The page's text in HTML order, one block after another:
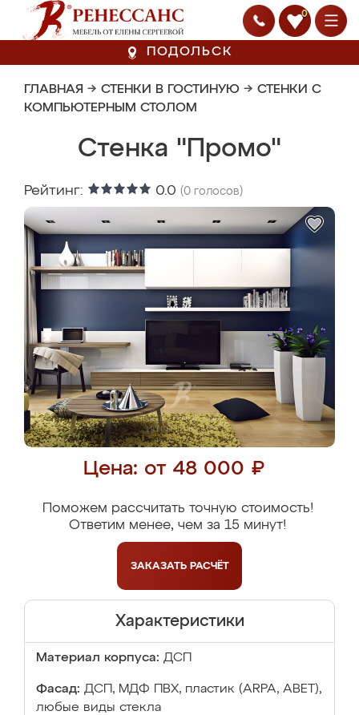
0
ПОДОЛЬСК
ГЛАВНАЯ → СТЕНКИ В ГОСТИНУЮ → СТЕНКИ С
КОМПЬЮТЕРНЫМ СТОЛОМ
Стенка "Промо"
Рейтинг: 0.0 (0 голосов)
Цена: от 48 000 ₽
Поможем рассчитать точную стоимость!
Ответим менее, чем за 15 минут!
ЗАКАЗАТЬ РАСЧЁТ
Характеристики
Материал корпуса: ДСП
Фасад: ДСП, МДФ ПВХ, пластик (ARPA, ABET),
любые виды стекла